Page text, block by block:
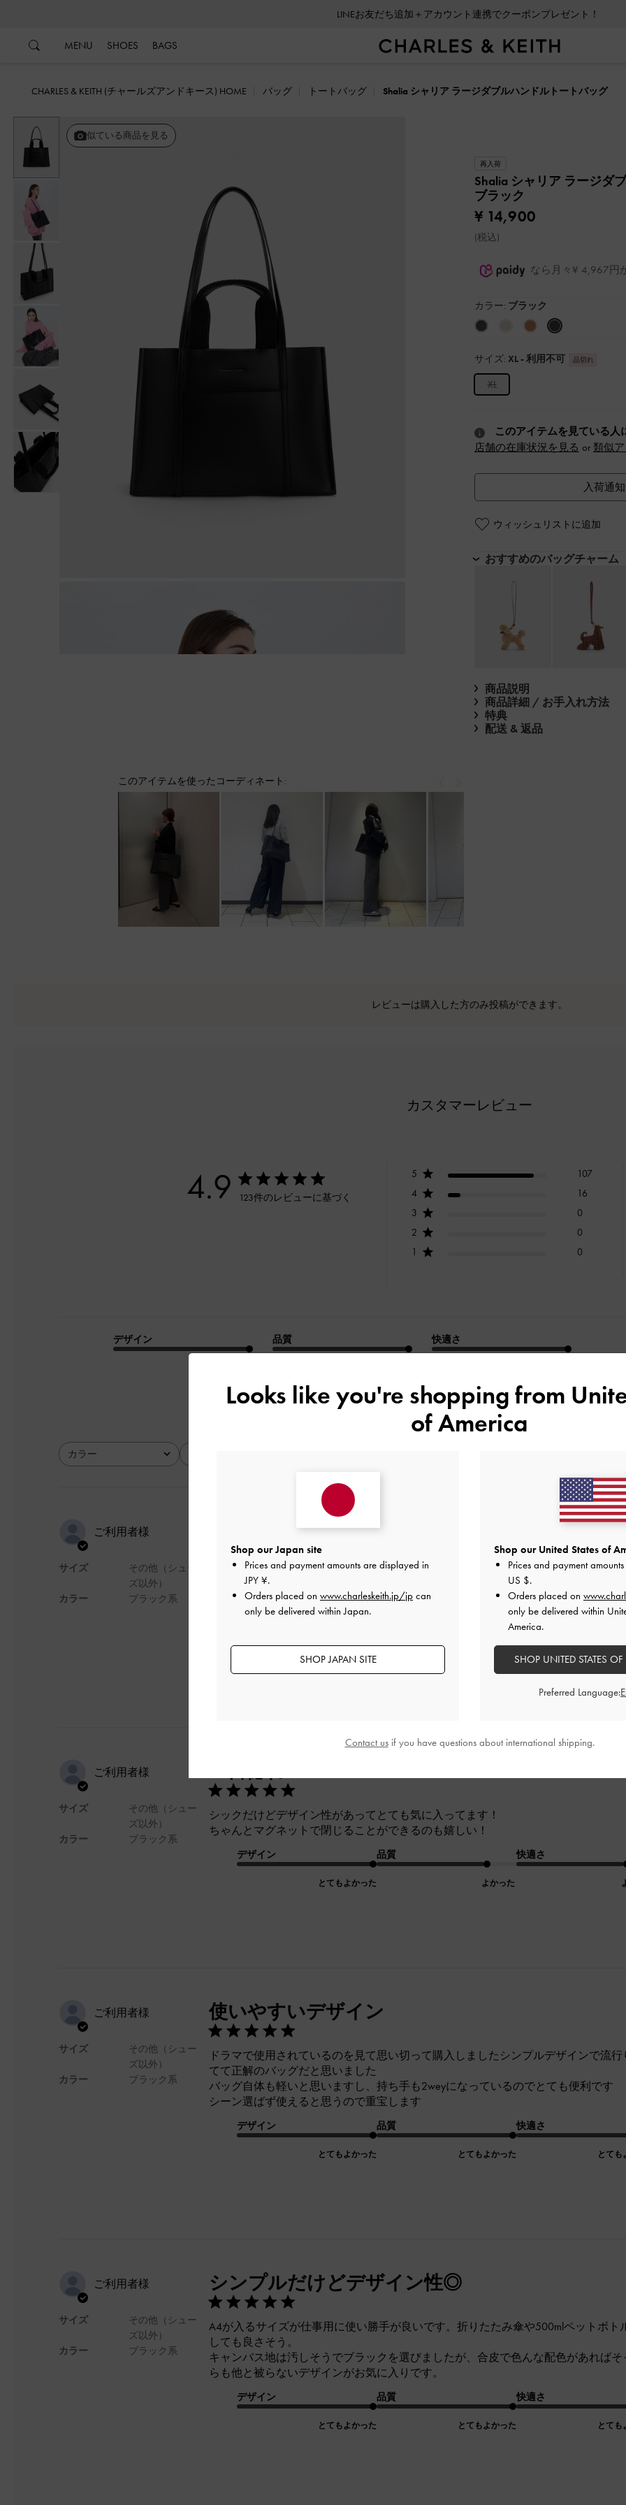
LINEお友だち追加＋アカウント連携でクーポンプレゼント！
MENU SHOES BAGS
CHARLES & KEITH (チャールズアンドキース) HOME バッグ トートバッグ Shalia シャリア ラージダブルハンドルトートバッグ
似ている商品を見る
再入荷
Shalia シャリア ラージダ
ブラック
¥ 14,900
(税込)
なら月々¥ 4,967円
カラー: ブラック
サイズ: XL - 利用不可 品切れ
XL
このアイテムを見ている人
店舗の在庫状況を見る or 類似
入荷通
ウィッシュリストに追加
おすすめのバッグチャーム
商品説明
商品詳細 / お手入れ方法
特典
配送 & 返品
このアイテムを使ったコーディネート:
レビューは購入した方のみ投稿ができます。
カスタマーレビュー
4.9 123件のレビューに基づく
5
107
4
16
3
0
2
0
1
0
デザイン 品質 快適さ
カラー
全て
ご利用者様
サイズ
カラー
その他（シュー
ズ以外）
ブラック系
求めていたサイズ感！
現場用にうちわが入る大きさ、且つ自立してくれるトートを探していた時に出会い
手持ちと肩掛けどちらもできて、買ってよかったです！
デザイン 快適さ
ご利用者様
サイズ
カラー
その他（シュー
ズ以外）
ブラック系
シックだけどデザイン性があってとても気に入ってます！
ちゃんとマグネットで閉じることができるのも嬉しい！
デザイン
とてもよかった
品質
よかった
快適さ
ご利用者様
サイズ
カラー
その他（シュー
ズ以外）
ブラック系
使いやすいデザイン
ドラマで使用されているのを見て思い切って購入しましたシンプルデザインで流
てて正解のバッグだと思いました
バッグ自体も軽いと思いますし、持ち手も2weyになっているのでとても便利です
シーン選ばず使えると思うので重宝します
デザイン
とてもよかった
品質
とてもよかった
快適さ
とても
ご利用者様
サイズ
カラー
その他（シュー
ズ以外）
ブラック系
シンプルだけどデザイン性◎
A4が入るサイズが仕事用に使い勝手が良いです。折りたたみ傘や500mlペットボト
しても良さそう。
キャンバス地は汚しそうでブラックを選びましたが、合皮で色んな配色があれば
らも他と被らないデザインがお気に入りです。
デザイン
とてもよかった
品質
とてもよかった
快適さ
とても
Looks like you're shopping from
of America
Shop our Japan site
Prices and payment amounts are displayed in
JPY ¥.
Orders placed on www.charleskeith.jp/jp can
only be delivered within Japan.
SHOP JAPAN SITE
Shop our United States of
Prices and payment
US $.
Orders placed on
only be delivered within
America.
SHOP UNITED STATES
Preferred Language:
Contact usif you have questions about international shipping.